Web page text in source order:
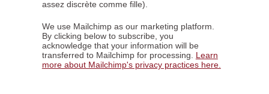
assez discrète comme fille).
We use Mailchimp as our marketing platform.
By clicking below to subscribe, you
acknowledge that your information will be
transferred to Mailchimp for processing. Learn
more about Mailchimp's privacy practices here.